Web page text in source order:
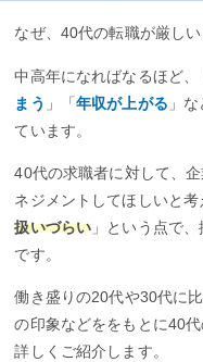
なぜ、40代の転職が厳し
中高年になればなるほど、
まう 」「年収が上がる 」
ています。
40代の求職者に対して、
ネジメントしてほしいと
扱いづらい 」という点で
です。
働き盛りの20代や30代に
の印象などををもとに40
詳しくご紹介します。